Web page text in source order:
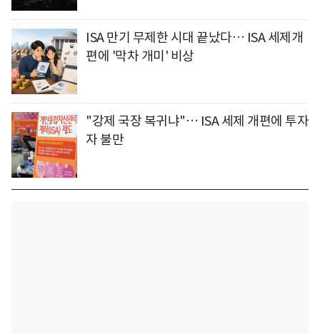
ISA 만기 무제한 시대 끝났다… ISA 세제개
편에 '막차 개미' 비상
"강제 국장 복귀냐"… ISA 세제 개편에 투자
자 불만